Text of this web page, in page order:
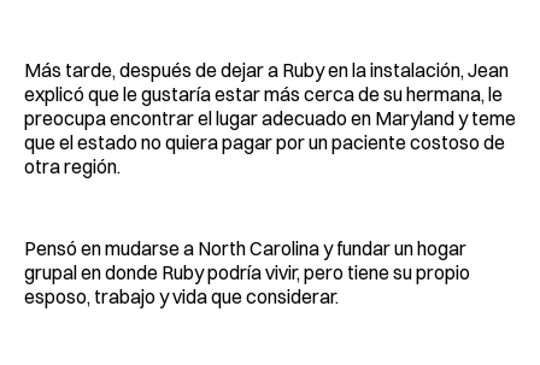
Más tarde, después de dejar a Ruby en la instalación, Jean
explicó que le gustaría estar más cerca de su hermana, le
preocupa encontrar el lugar adecuado en Maryland y teme
que el estado no quiera pagar por un paciente costoso de
otra región.
Pensó en mudarse a North Carolina y fundar un hogar
grupal en donde Ruby podría vivir, pero tiene su propio
esposo, trabajo y vida que considerar.